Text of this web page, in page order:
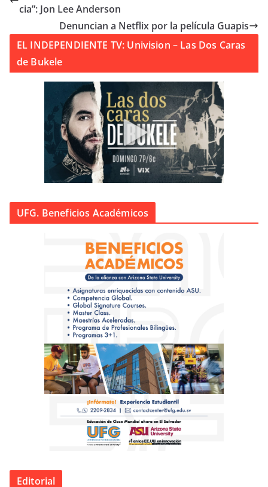
cia”: Jon Lee Anderson
Denuncian a Netflix por la película Guapis
EL INDEPENDIENTE TV: Univision – Las Dos Caras
de Bukele
UFG. Beneficios Académicos
Editorial